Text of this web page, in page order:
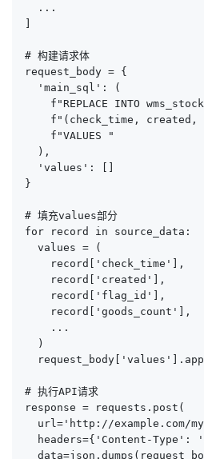
  ...
]
# 构建请求体
request_body = {
  'main_sql': (
f"REPLACE INTO
f"(check_time, created,
    f"VALUES "
  ),
  'values': []
}
# 填充values部分
for record in source_data:
  values = (
    record['check_time'],
    record['created'],
    record['flag_id'],
    record['goods_count'],
    ...
  )
# 执行API请求
response = requests.post(
url='http://example.com/
headers={'Content-Type':